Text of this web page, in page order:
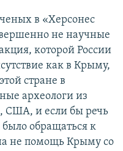
в «Херсонес
не научные
которой России
как в Крыму,
стране в
археологи из
США, и если бы речь
обращаться к
не помощь Крыму со